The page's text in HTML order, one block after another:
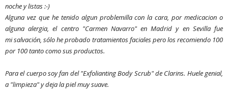
noche y listas :-)
Alguna vez que he tenido algun problemilla con la cara, por medicacion o
alguna alergia, el centro "Carmen Navarro" en Madrid y en Sevilla fue
mi salvación, sólo he probado tratamientos faciales pero los recomiendo 100
por 100 tanto como sus productos.
Para el cuerpo soy fan del "Exfolianting Body Scrub" de Clarins. Huele genial,
a "limpieza" y deja la piel muy suave.